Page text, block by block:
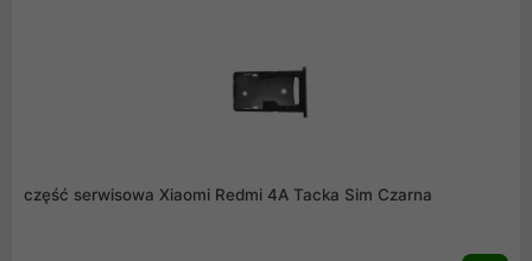
część serwisowa Xiaomi Redmi 4A Tacka Sim Czarna